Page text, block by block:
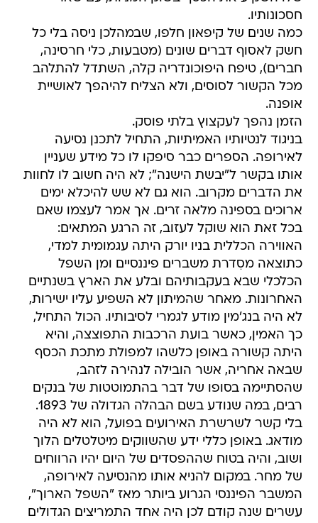
חסכונותיו.
כמה שנים של קיפאון חלפו, שבמהלכן ניסה בלי כל
חשק לאסוף דברים שונים (מטבעות, כלי חרסינה,
חברים), טיפח היפוכונדריה קלה, השתדל להתלהב
מכל הקשור לסוסים, ולא הצליח להיהפך לאושיית
אופנה.
הזמן נהפך לעקצוץ בלתי פוסק.
בניגוד לנטיותיו האמיתיות, התחיל לתכנן נסיעה
לאירופה. הספרים כבר סיפקו לו כל מידע שעניין
אותו בקשר ל"יבשת הישנה"; לא היה חשוב לו לחוות
את הדברים מקרוב. הוא גם לא שש להיכלא ימים
ארוכים בספינה מלאה זרים. אך אמר לעצמו שאם
בכל זאת הוא שוקל לעזוב, זה הרגע המתאים:
האווירה הכללית בניו יורק היתה עגמומית למדי,
כתוצאה מסִדרת משברים פיננסיים ומן השפל
הכלכלי שבא בעקבותיהם ובלע את הארץ בשנתיים
האחרונות. מאחר שהמיתון לא השפיע עליו ישירות,
לא היה בנג'מין מודע לגמרי לסיבותיו. הכול התחיל,
כך האמין, כאשר בועת הרכבות התפוצצה, והיא
היתה קשורה באופן כלשהו למפולת מתכת הכסף
שבאה אחריה, אשר הובילה לנהירה לזהב,
שהסתיימה בסופו של דבר בהתמוטטות של בנקים
רבים, במה שנודע בשם הבהלה הגדולה של 1893.
בלי קשר לשרשרת האירועים בפועל, הוא לא היה
מודאג. באופן כללי ידע שהשווקים מיטלטלים הלוך
ושוב, והיה בטוח שההפסדים של היום יהיו הרווחים
של מחר. במקום להניא אותו מהנסיעה לאירופה,
המשבר הפיננסי הגרוע ביותר מאז "השפל הארוך",
עשרים שנה קודם לכן היה אחד התמריצים הגדולים